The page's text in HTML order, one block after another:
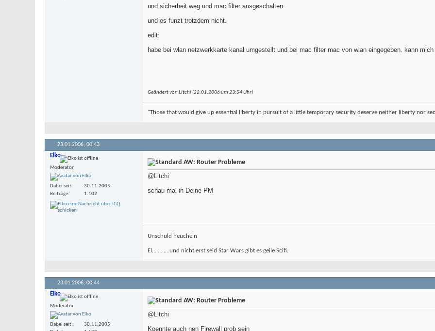
und sicherheit weg und mac filter ausgeschalten.
und es funzt trotzdem nicht.
edit:
habe bei wlan netzwerkkarte kanal umgestellt und bei mac filter mac von wlan eingegeben. kann
Geändert von Litchi (22.01.2006 um 23:54Uhr)
"Those that would give up essential liberty in pursuit of a little temporary security deserve neither liberty nor
23.01.2006, 00:43
Elko
Moderator
Dabei seit
30.11.2005
Beiträge
1.102
AW: Router Probleme
@Litchi
schau mal in Deine PM
Unschuld heucheln
El... ........und nicht erst seid Star Wars gibt es geile Scifi.
23.01.2006, 00:44
Elko
Moderator
Dabei seit
30.11.2005
AW: Router Probleme
@Litchi
Koennte auch nen Firewall prob sein